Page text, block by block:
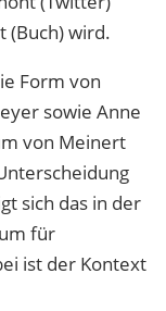
(Buch) wird.
Form von
sowie Anne
von Meinert
sich das in der
für
ist der Kontext